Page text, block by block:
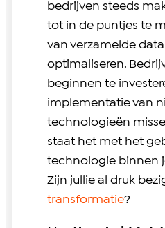
bedrijven steeds
tot in de puntjes te
van verzamelde
optimaliseren.
beginnen te
implementatie van
technologieën
staat het met het
technologie binnen
Zijn jullie al druk
transformatie?